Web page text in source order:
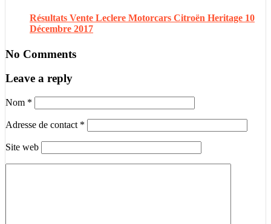
Résultats Vente Leclere Motorcars Citroën Heritage 10
Décembre 2017
No Comments
Leave a reply
Nom *
Adresse de contact *
Site web